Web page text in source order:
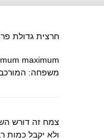
חרצית גדולת
maximum
משפחה:
צמח זה דורש
ולא יקבל כמות